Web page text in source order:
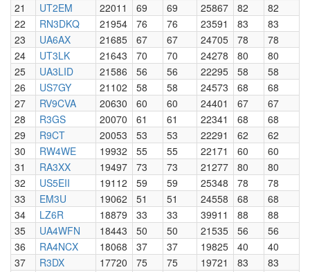
21
UT2EM 22011 69 69 25867 82
82
22
RN3DKQ 21954 76 76 23591 83
83
23
UA6AX 21685 67 67 24705 78
78
24
UT3LK 21643 70 70 24278 80
80
25
UA3LID 21586 56 56 22295 58
58
26
US7GY 21102 58 58 24573 68
68
27
RV9CVA 20630 60 60 24401 67
67
28
R3GS 20070 61 61 22341 68
68
29
R9CT 20053 53 53 22291 62
62
30
RW4WE 19932 55 55 22171 60
60
31
RA3XX 19497 73 73 21277 80
80
32
US5EII 19112 59 59 25348 78
78
33
EM3U 19062 51 51 24558 68
68
34
LZ6R 18879 33 33 39911 88
88
35
UA4WFN 18443 50 50 21535 56
56
36
RA4NCX 18068 37 37 19825 40
40
37
R3DX 17720 75 75 19721 83
83